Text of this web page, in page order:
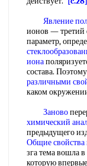
Явление
ионов — третий
параметр,
иона
состава.
различными
каком
Заново
химический
предыдущего
Общие свойства
зга тема вошла в
которую